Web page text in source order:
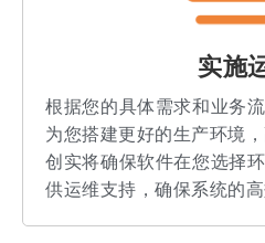
实施
根据您的具体需求和业务
为您搭建更好的生产环境
创实将确保软件在您选择
供运维支持，确保系统的高